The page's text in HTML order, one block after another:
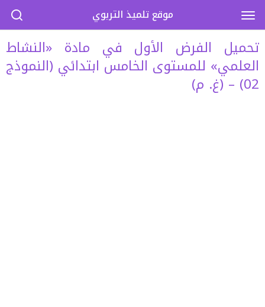
تحميل الفرض الأول في مادة «النشاط
العلمي» للمستوى الخامس ابتدائي (النموذج
02) – (غ. م)
موقع تلميذ التربوي